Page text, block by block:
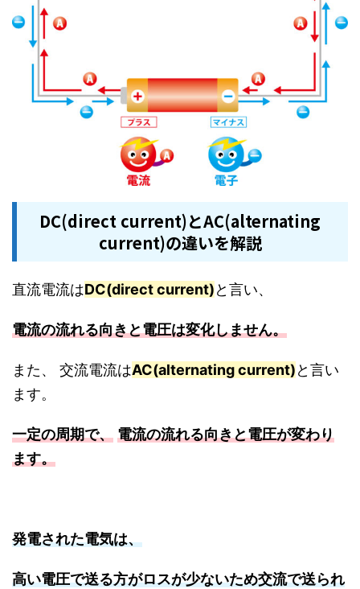
DC(direct current)とAC(alternating
current)の違いを解説
直流電流はDC(direct current)と言い、
電流の流れる向きと電圧は変化しません。
また、 交流電流はAC(alternating current)と言い
ます。
一定の周期で、 電流の流れる向きと電圧が変わり
ます。
発電された電気は、
高い電圧で送る方がロスが少ないため交流で送られ